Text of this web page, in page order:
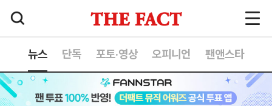
뉴스 단독 포토·영상 오피니언 팬앤스타